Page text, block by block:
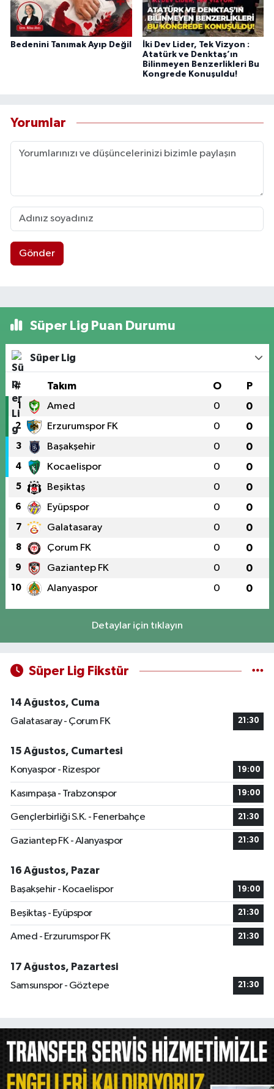
Bedenini Tanımak Ayıp Değil
İki Dev Lider, Tek Vizyon :
Atatürk ve Denktaş’ın
Bilinmeyen Benzerlikleri Bu
Kongrede Konuşuldu!
Yorumlar
Gönder
Süper Lig Puan Durumu
Süper Lig
# Takım O P
1 Amed 0 0
2 Erzurumspor FK 0 0
3 Başakşehir 0 0
4 Kocaelispor 0 0
5 Beşiktaş 0 0
6 Eyüpspor 0 0
7 Galatasaray 0 0
8 Çorum FK 0 0
9 Gaziantep FK 0 0
10 Alanyaspor 0 0
Detaylar için tıklayın
Süper Lig Fikstür
14 Ağustos, Cuma
Galatasaray - Çorum FK
21:30
15 Ağustos, Cumartesi
Konyaspor - Rizespor
19:00
Kasımpaşa - Trabzonspor 19:00
Gençlerbirliği S.K. - Fenerbahçe 21:30
Gaziantep FK - Alanyaspor 21:30
16 Ağustos, Pazar
Başakşehir - Kocaelispor
19:00
Beşiktaş - Eyüpspor 21:30
Amed - Erzurumspor FK 21:30
17 Ağustos, Pazartesi
Samsunspor - Göztepe
21:30